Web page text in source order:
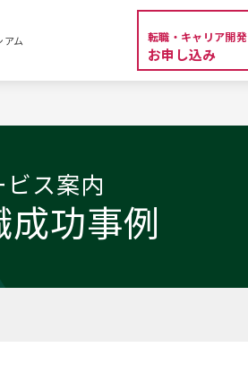
ム 転職・キャリア開発
お申し込み
ビス案内
成功事例